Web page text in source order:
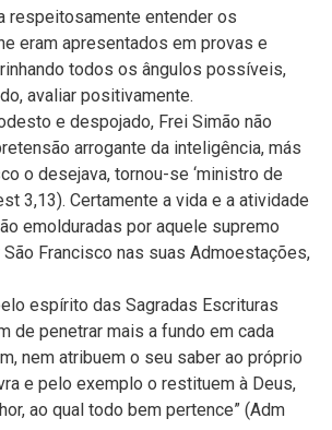
1945 (55 anos incompletos)
Pomerode-SC.
(33 anos de Vida Franciscana)
1967
02/08/1971
09/12/1972 (27 anos de minis.)
Aparecida – Vigário Paroquial
SC – Vigário Paroquial
SC – Pároco da Catedral
PR – Pároco
Aparecida – Pároco.